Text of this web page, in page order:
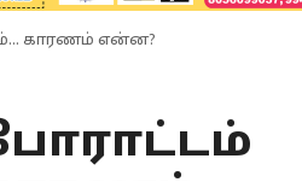
காரணம் என்ன?